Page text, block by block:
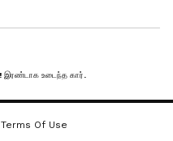
Terms Of Use